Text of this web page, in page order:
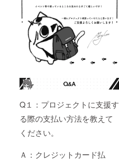
Q１：プロジェクトに支援す
る際の支払い方法を教えて
ください。
Ａ：クレジットカード払